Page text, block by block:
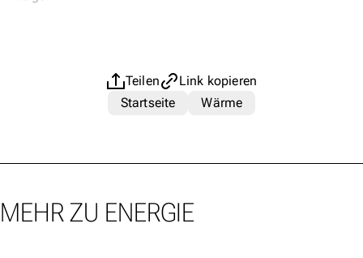
Teilen
Link kopieren
Startseite
Wärme
MEHR ZU ENERGIE